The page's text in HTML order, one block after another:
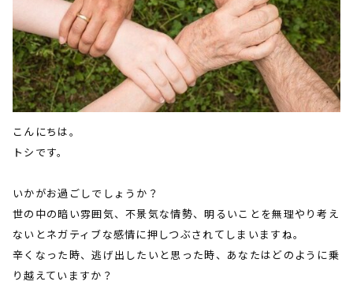
こんにちは。
トシです。
いかがお過ごしでしょうか？
世の中の暗い雰囲気、不景気な情勢、明るいことを無理やり考え
ないとネガティブな感情に押しつぶされてしまいますね。
辛くなった時、逃げ出したいと思った時、あなたはどのように乗
り越えていますか？